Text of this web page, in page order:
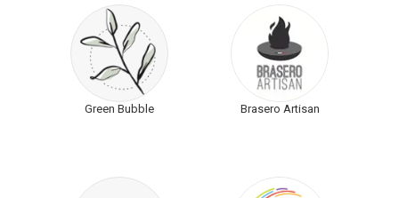
Green Bubble Brasero Artisan